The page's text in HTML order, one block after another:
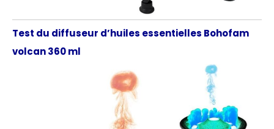
Test du diffuseur d’huiles essentielles Bohofam
volcan 360 ml